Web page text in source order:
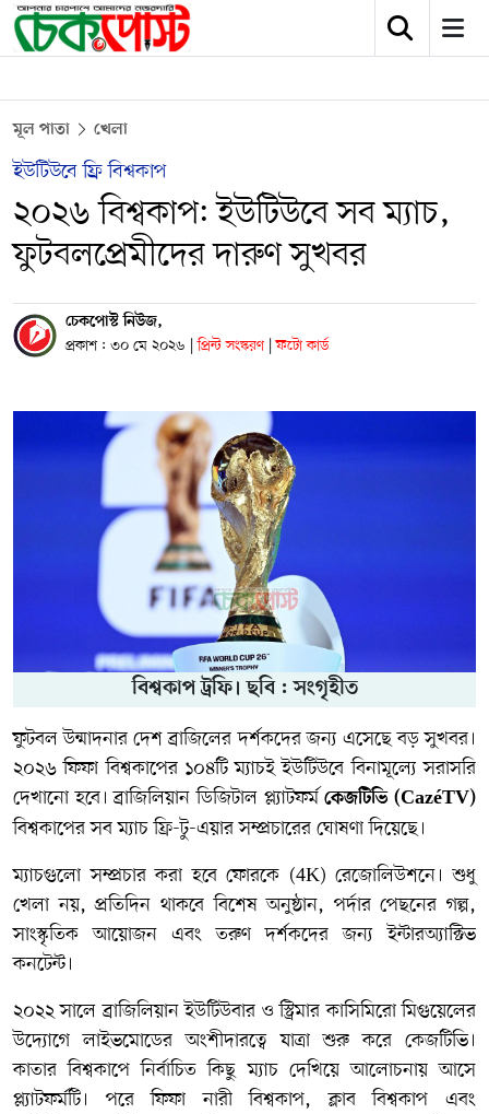
মূল পাতা খেলা
ইউটিউবে ফ্রি বিশ্বকাপ
২০২৬ বিশ্বকাপ: ইউটিউবে সব ম্যাচ,
ফুটবলপ্রেমীদের দারুণ সুখবর
চেকপোস্ট নিউজ,
প্রকাশ : ৩০ মে ২০২৬ | প্রিন্ট সংস্করণ | ফটো কার্ড
বিশ্বকাপ ট্রফি। ছবি : সংগৃহীত
ফুটবল উন্মাদনার দেশ ব্রাজিলের দর্শকদের জন্য এসেছে বড় সুখবর।
২০২৬ ফিফা বিশ্বকাপের ১০৪টি ম্যাচই ইউটিউবে বিনামূল্যে সরাসরি
দেখানো হবে। ব্রাজিলিয়ান ডিজিটাল প্ল্যাটফর্মকেজটিভি (CazéTV)
বিশ্বকাপের সব ম্যাচ ফ্রি-টু-এয়ার সম্প্রচারের ঘোষণা দিয়েছে।
ম্যাচগুলো সম্প্রচার করা হবে ফোরকে (4K) রেজোলিউশনে। শুধু
খেলা নয়, প্রতিদিন থাকবে বিশেষ অনুষ্ঠান, পর্দার পেছনের গল্প,
সাংস্কৃতিক আয়োজন এবং তরুণ দর্শকদের জন্য ইন্টারঅ্যাক্টিভ
কনটেন্ট।
২০২২ সালে ব্রাজিলিয়ান ইউটিউবার ও স্ট্রিমার কাসিমিরো মিগুয়েলের
উদ্যোগে লাইভমোডের অংশীদারত্বে যাত্রা শুরু করে কেজটিভি।
কাতার বিশ্বকাপে নির্বাচিত কিছু ম্যাচ দেখিয়ে আলোচনায় আসে
প্ল্যাটফর্মটি। পরে ফিফা নারী বিশ্বকাপ, ক্লাব বিশ্বকাপ এবং